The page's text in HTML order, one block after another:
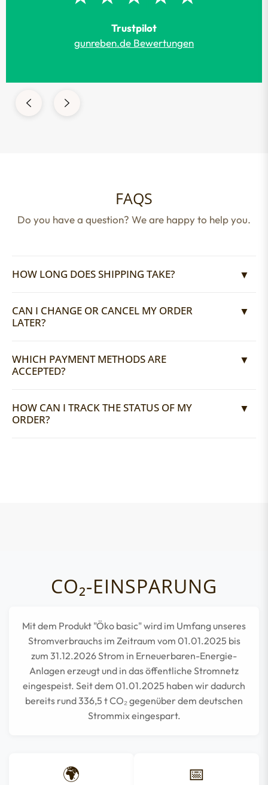
Trustpilot
gunreben.de Bewertungen
FAQS
Do you have a question? We are happy to help you.
HOW LONG DOES SHIPPING TAKE?
CAN I CHANGE OR CANCEL MY ORDER
LATER?
WHICH PAYMENT METHODS ARE
ACCEPTED?
HOW CAN I TRACK THE STATUS OF MY
ORDER?
CO₂-EINSPARUNG
Mit dem Produkt "Öko basic" wird im Umfang unseres
Stromverbrauchs im Zeitraum vom 01.01.2025 bis
zum 31.12.2026 Strom in Erneuerbaren-Energie-
Anlagen erzeugt und in das öffentliche Stromnetz
eingespeist. Seit dem 01.01.2025 haben wir dadurch
bereits rund336,5 t CO₂ gegenüber dem deutschen
Strommix eingespart.
🌍 📅